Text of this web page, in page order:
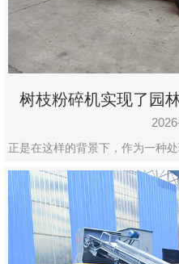
树枝粉碎机实现了园
正是在这样的背景下，作为一种